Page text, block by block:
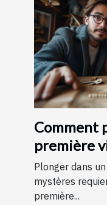
Comment
première
d'évasion :
pour une
mémorable
Plonger dans
mystères
première...